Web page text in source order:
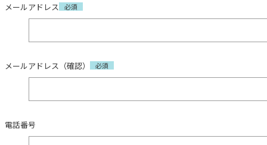
メールアドレス 必須
メールアドレス（確認） 必須
電話番号